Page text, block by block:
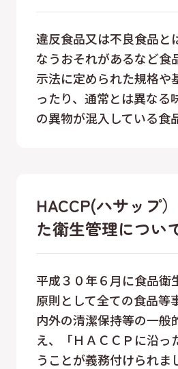
違反食品又は不良食品と
なうおそれがあるなど食
示法に定められた規格や
ったり、通常とは異なる
の異物が混入している食
HACCP(ハサップ
た衛生管理につい
平成３０年６月に食品衛
原則として全ての食品等
内外の清潔保持等の一般
え、「ＨＡＣＣＰに沿っ
うことが義務付けられま